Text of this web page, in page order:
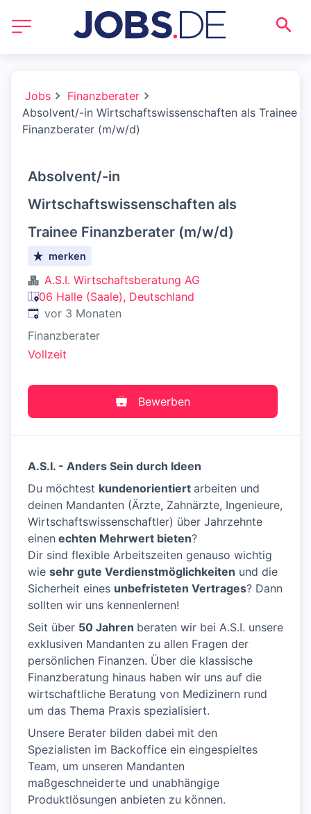
Jobs
Finanzberater
Absolvent/-in Wirtschaftswissenschaften als Trainee
Finanzberater (m/w/d)
Absolvent/-in
Wirtschaftswissenschaften als
Trainee Finanzberater (m/w/d)
merken
A.S.I. Wirtschaftsberatung AG
06 Halle (Saale), Deutschland
Veröffentlicht:
vor 3 Monaten
Finanzberater
Vollzeit
Bewerben
A.S.I. - Anders Sein durch Ideen
Du möchtest kundenorientiert arbeiten und
deinen Mandanten (Ärzte, Zahnärzte, Ingenieure,
Wirtschaftswissenschaftler) über Jahrzehnte
einen echten Mehrwert bieten?
Dir sind flexible Arbeitszeiten genauso wichtig
wie sehr gute Verdienstmöglichkeiten und die
Sicherheit eines unbefristeten Vertrages? Dann
sollten wir uns kennenlernen!
Seit über 50 Jahren beraten wir bei A.S.I. unsere
exklusiven Mandanten zu allen Fragen der
persönlichen Finanzen. Über die klassische
Finanzberatung hinaus haben wir uns auf die
wirtschaftliche Beratung von Medizinern rund
um das Thema Praxis spezialisiert.
Unsere Berater bilden dabei mit den
Spezialisten im Backoffice ein eingespieltes
Team, um unseren Mandanten
maßgeschneiderte und unabhängige
Produktlösungen anbieten zu können.